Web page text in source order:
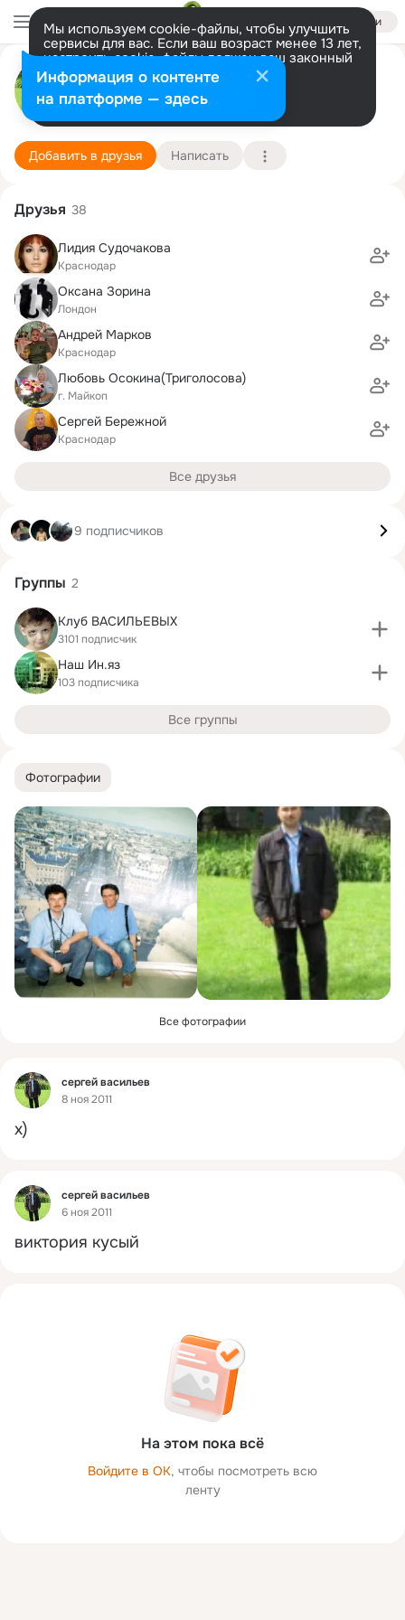
Войти
Мы используем cookie-файлы, чтобы улучшить
сервисы для вас. Если ваш возраст менее 13 лет,
настроить cookie-файлы должен ваш законный
представитель. Больше информации
Разрешить все Настроить
сергей васильев
Краснодар
21 февраля (56 лет)
23 гимназия
Подробнее
Добавить в друзья Написать
Фотографии
Все фотографии
Фид
сергей васильев
8 ноя 2011
х)
Фид
сергей васильев
6 ноя 2011
виктория кусый
На этом пока всё
Войдите в ОК, чтобы посмотреть всю
ленту
Друзья 38
Лидия Судочакова
Краснодар
Оксана Зорина
Лондон
Андрей Марков
Краснодар
Любовь Осокина(Триголосова)
г. Майкоп
Сергей Бережной
Краснодар
Все друзья
9 подписчиков
Группы 2
Клуб ВАСИЛЬЕВЫХ
3101 подписчик
Наш Ин.яз
103 подписчика
Все группы
Информация о контенте
на платформе — здесь